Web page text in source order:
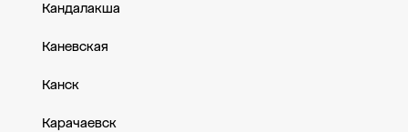
Кандалакша
Каневская
Канск
Карачаевск